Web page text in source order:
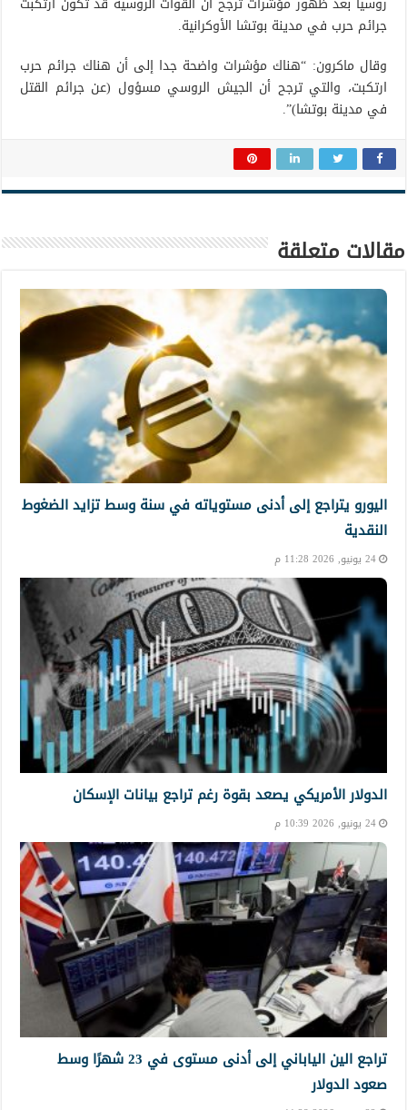
جرائم حرب في مدينة بوتشا الأوكرانية.
وقال ماكرون: “هناك مؤشرات واضحة جدا إلى أن هناك جرائم حرب
ارتكبت، والتي ترجح أن الجيش الروسي مسؤول (عن جرائم القتل
في مدينة بوتشا)”.
مقالات متعلقة
اليورو يتراجع إلى أدنى مستوياته في سنة وسط تزايد الضغوط
النقدية
24 يونيو, 2026 11:28 م
الدولار الأمريكي يصعد بقوة رغم تراجع بيانات الإسكان
24 يونيو, 2026 10:39 م
تراجع الين الياباني إلى أدنى مستوى في 23 شهرًا وسط
صعود الدولار